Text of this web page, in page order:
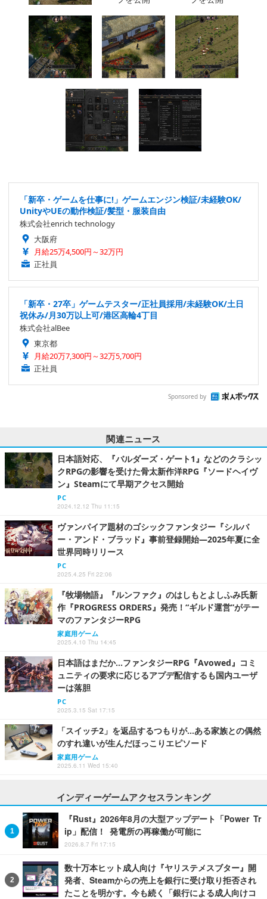
「新卒・ゲームを仕事に!」ゲームエンジン検証/未経験OK/
UnityやUEの動作検証/髪型・服装自由
株式会社enrich technology
大阪府
月給25万4,500円～32万円
正社員
「新卒・27卒」ゲームテスター/正社員採用/未経験OK/土日
祝休み/月30万以上可/港区高輪4丁目
株式会社alBee
東京都
月給20万7,300円～32万5,700円
正社員
Sponsored by
関連ニュース
日本語対応、『バルダーズ・ゲート1』などのクラシッ
クRPGの影響を受けた骨太新作洋RPG『ソードヘイヴ
ン』Steamにて早期アクセス開始
PC
2024.12.12 Thu 11:15
ヴァンパイア題材のゴシックファンタジー『シルバ
ー・アンド・ブラッド』事前登録開始―2025年夏に全
世界同時リリース
PC
2025.4.25 Fri 22:06
『牧場物語』『ルンファク』のはしもとよしふみ氏新
作『PROGRESS ORDERS』発売！“ギルド運営”がテー
マのファンタジーRPG
家庭用ゲーム
2025.4.10 Thu 14:45
日本語はまだか…ファンタジーRPG『Avowed』コミ
ュニティの要求に応じるアプデ配信するも国内ユーザ
ーは落胆
PC
2025.3.15 Sat 17:15
「スイッチ2」を返品するつもりが…ある家族との偶然
のすれ違いが生んだほっこりエピソード
家庭用ゲーム
2025.6.11 Wed 15:40
インディーゲームアクセスランキング
『Rust』2026年8月の大型アップデート「Power Tr
ip」配信！ 発電所の再稼働が可能に
2026.8.7 Fri 17:15
数十万本ヒット成人向け『ヤリステメスブター』開
発者、Steamからの売上を銀行に受け取り拒否され
たことを明かす。今も続く「銀行による成人向けコ